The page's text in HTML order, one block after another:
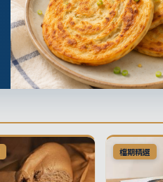
檔期精選